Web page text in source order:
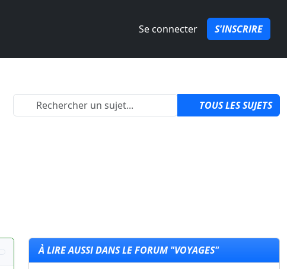
Se connecter S'INSCRIRE
Horizon 6 ?par QuozPowa TOUS LES SUJETS
À LIRE AUSSI DANS LE FORUM "VOYAGES"